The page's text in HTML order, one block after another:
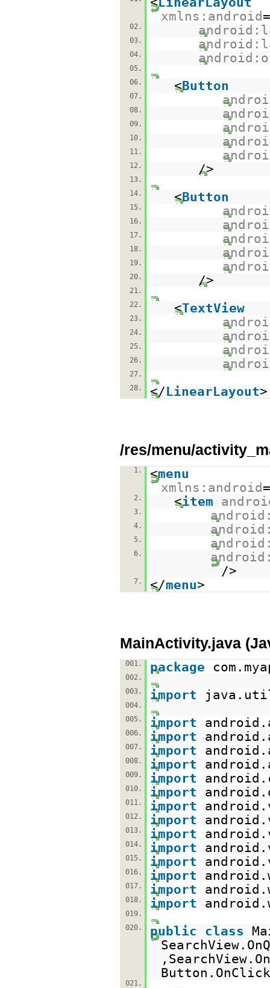
xmlns:android=
02.
03.
04.
05.
06.
<Button
07.
08.
09.
10.
11.
12. />
13.
14.
<Button
15.
16.
17.
18.
19.
20. />
21.
22.
<TextView
23.
24.
25.
26.
27.
28.
</LinearLayout>
/res/menu/
1. <menu
xmlns:android=
2. <item
3.
4.
5.
6.
/>
7. </menu>
MainActivity.java
001. package
002.
003.
import
004.
005.
import
006. import
007. import
008. import
009. import
010. import
011. import
012. import
013. import
014. import
015. import
016. import
017. import
018. import
019.
020.
public class
021.